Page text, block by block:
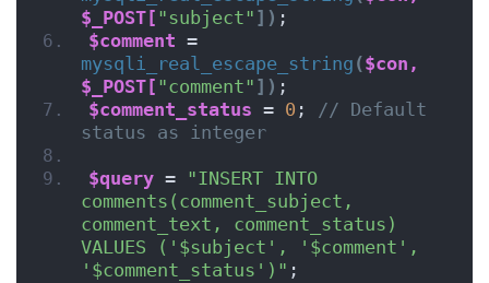
$_POST[ "subject" ]) ;
$comment
mysqli_real_escape_string ($con,
$_POST[ "comment" ]) ;
$comment_status = 0 ; // Default
status as integer
$query = "INSERT INTO
comments(comment_subject,
comment_text, comment_status)
VALUES ('$subject', '$comment',
'$comment_status')" ;